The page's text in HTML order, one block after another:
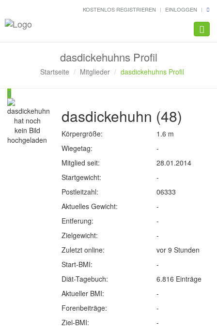
KOSTENLOS REGISTRIEREN EINLOGGEN
dasdickehuhns Profil
Startseite Mitglieder dasdickehuhns Profil
dasdickehuhn (48)
Körpergröße:
1.6 m
Wiegetag:
-
Mitglied seit:
28.01.2014
Startgewicht:
-
Postleitzahl:
06333
Aktuelles Gewicht:
-
Entferung:
-
Zielgewicht:
-
Zuletzt online:
vor 9 Stunden
Start-BMI:
-
Diät-Tagebuch:
6.816 Einträge
Aktueller BMI:
-
Forenbeiträge:
-
Ziel-BMI:
-